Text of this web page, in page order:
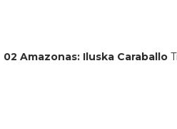
02 Amazonas: Iluska Caraballo